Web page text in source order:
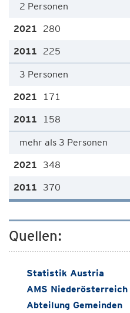
2 Personen
280
225
3 Personen
171
158
mehr als 3 Personen
348
370
Quellen:
Statistik Austria
AMS Niederösterreich
Abteilung Gemeinden